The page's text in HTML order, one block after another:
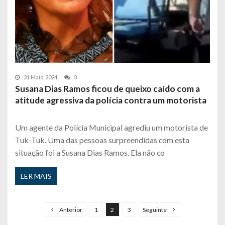
31 Maio, 2024 0
Susana Dias Ramos ficou de queixo caído com a
atitude agressiva da polícia contra um motorista
Um agente da Polícia Municipal agrediu um motorista de
Tuk-Tuk. Uma das pessoas surpreendidas com esta
situação foi a Susana Dias Ramos. Ela não co
LER MAIS
Anterior 1 2 3 Seguinte